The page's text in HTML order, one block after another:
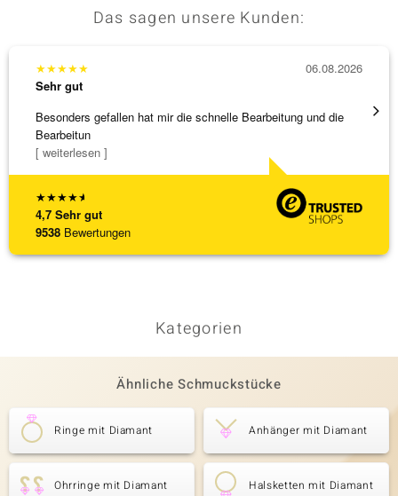
Das sagen unsere Kunden:
★★★★★
4,7 Sehr gut
9538 Bewertungen
★★★★★
Sehr gut
Besonders gefallen hat mir die schnelle Bearbeitung und die
Bearbeitun
[ weiterlesen ]
06.08.2026
Kategorien
Ähnliche Schmuckstücke
Ringe mit Diamant Anhänger mit Diamant
Ohrringe mit Diamant Halsketten mit Diamant